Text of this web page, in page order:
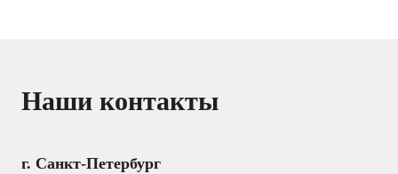
Наши контакты
г. Санкт-Петербург